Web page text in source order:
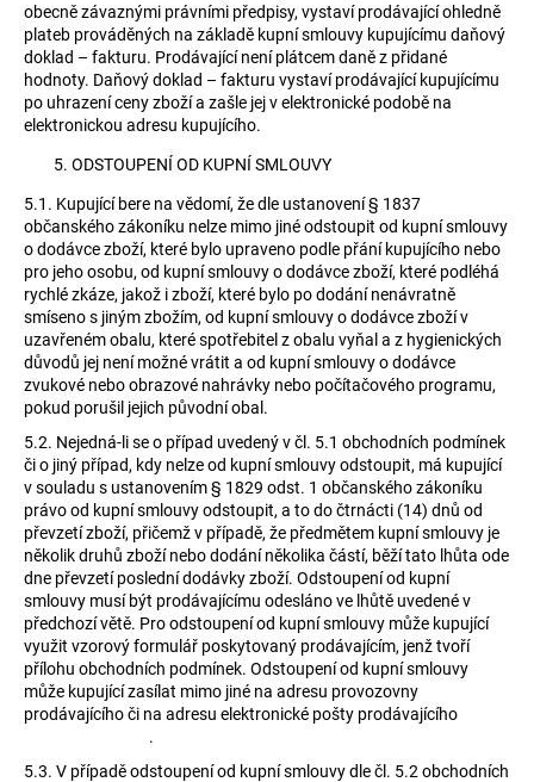
obecně závaznými právními předpisy, vystaví prodávající ohledně
plateb prováděných na základě kupní smlouvy kupujícímu daňový
doklad – fakturu. Prodávající není plátcem daně z přidané
hodnoty. Daňový doklad – fakturu vystaví prodávající kupujícímu
po uhrazení ceny zboží a zašle jej v elektronické podobě na
elektronickou adresu kupujícího.
ODSTOUPENÍ OD KUPNÍ SMLOUVY
5.1. Kupující bere na vědomí, že dle ustanovení § 1837
občanského zákoníku nelze mimo jiné odstoupit od kupní smlouvy
o dodávce zboží, které bylo upraveno podle přání kupujícího nebo
pro jeho osobu, od kupní smlouvy o dodávce zboží, které podléhá
rychlé zkáze, jakož i zboží, které bylo po dodání nenávratně
smíseno s jiným zbožím, od kupní smlouvy o dodávce zboží v
uzavřeném obalu, které spotřebitel z obalu vyňal a z hygienických
důvodů jej není možné vrátit a od kupní smlouvy o dodávce
zvukové nebo obrazové nahrávky nebo počítačového programu,
pokud porušil jejich původní obal.
5.2. Nejedná-li se o případ uvedený v čl. 5.1 obchodních podmínek
či o jiný případ, kdy nelze od kupní smlouvy odstoupit, má kupující
v souladu s ustanovením § 1829 odst. 1 občanského zákoníku
právo od kupní smlouvy odstoupit, a to do čtrnácti (14) dnů od
převzetí zboží, přičemž v případě, že předmětem kupní smlouvy je
několik druhů zboží nebo dodání několika částí, běží tato lhůta ode
dne převzetí poslední dodávky zboží. Odstoupení od kupní
smlouvy musí být prodávajícímu odesláno ve lhůtě uvedené v
předchozí větě. Pro odstoupení od kupní smlouvy může kupující
využit vzorový formulář poskytovaný prodávajícím, jenž tvoří
přílohu obchodních podmínek. Odstoupení od kupní smlouvy
může kupující zasílat mimo jiné na adresu provozovny
prodávajícího či na adresu elektronické pošty prodávajícího
.
5.3. V případě odstoupení od kupní smlouvy dle čl. 5.2 obchodních